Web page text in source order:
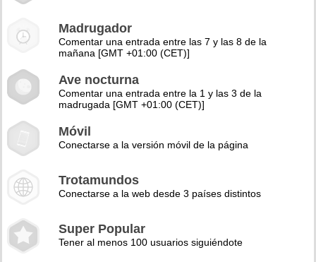
Madrugador
Comentar una entrada entre las 7 y las 8 de la
mañana [GMT +01:00 (CET)]
Ave nocturna
Comentar una entrada entre la 1 y las 3 de la
madrugada [GMT +01:00 (CET)]
Móvil
Conectarse a la versión móvil de la página
Trotamundos
Conectarse a la web desde 3 países distintos
Super Popular
Tener al menos 100 usuarios siguiéndote